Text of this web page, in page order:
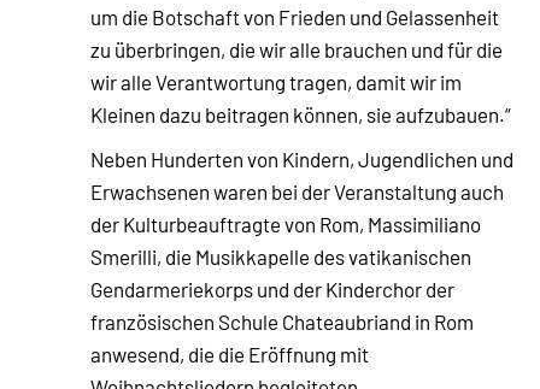
um die Botschaft von Frieden und Gelassenheit
zu überbringen, die wir alle brauchen und für die
wir alle Verantwortung tragen, damit wir im
Kleinen dazu beitragen können, sie aufzubauen.“
Neben Hunderten von Kindern, Jugendlichen und
Erwachsenen waren bei der Veranstaltung auch
der Kulturbeauftragte von Rom, Massimiliano
Smerilli, die Musikkapelle des vatikanischen
Gendarmeriekorps und der Kinderchor der
französischen Schule Chateaubriand in Rom
anwesend, die die Eröffnung mit